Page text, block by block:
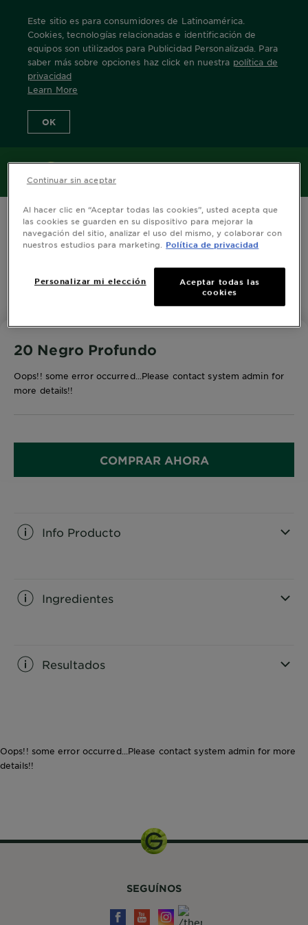
Este sitio es para consumidores de Latinoamérica.
Cookies, tecnologías relacionadas e identificación de
equipos son utilizados para Publicidad Personalizada. Para
saber más sobre opciones haz click en nuestra política de
privacidad
Learn More
OK
MENÚ
Home Nuestras Marcas
20 Negro Profundo
Oops!! some error occurred...Please contact system admin for
more details!!
COMPRAR AHORA
Info Producto
Ingredientes
Resultados
Oops!! some error occurred...Please contact system admin for more
details!!
SEGUÍNOS
Al hacer clic en “Aceptar todas las cookies”, usted acepta que
las cookies se guarden en su dispositivo para mejorar la
navegación del sitio, analizar el uso del mismo, y colaborar con
nuestros estudios para marketing.
Política de privacidad
Personalizar mi elección
Aceptar todas las
cookies
Continuar sin aceptar